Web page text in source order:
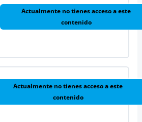
Actualmente no tienes acceso a este
contenido
Actualmente no tienes acceso a este
contenido